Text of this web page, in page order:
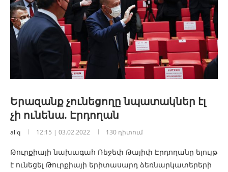
Երազանք չունեցողը նպատակներ էլ
չի ունենա. Էրդողան
aliq 12:15 | 03.02.2022 130 դիտում
Թուրքիայի նախագահ Ռեջեփ Թայիփ Էրդողանը ելույթ
է ունեցել Թուրքիայի երիտասարդ ձեռնարկատերերի